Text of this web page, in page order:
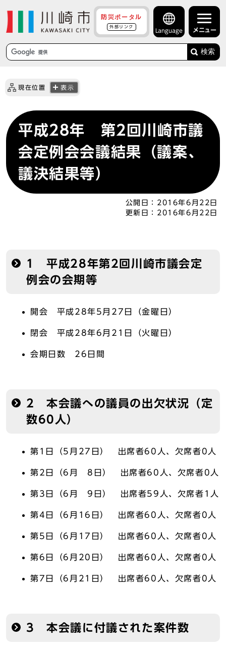
防災ポータル
外部リンク
Language メニュー
検索
現在位置 表示
平成28年 第2回川崎市議
会定例会会議結果（議案、
議決結果等）
公開日： 2016年6月22日
更新日： 2016年6月22日
1 平成28年第2回川崎市議会定
例会の会期等
開会 平成28年5月27日（金曜日）
閉会 平成28年6月21日（火曜日）
会期日数 26日間
2 本会議への議員の出欠状況（定
数60人）
第1日（5月27日） 出席者60人、欠席者0人
第2日（6月 8日） 出席者60人、欠席者0人
第3日（6月 9日） 出席者59人、欠席者1人
第4日（6月16日） 出席者60人、欠席者0人
第5日（6月17日） 出席者60人、欠席者0人
第6日（6月20日） 出席者60人、欠席者0人
第7日（6月21日） 出席者60人、欠席者0人
3 本会議に付議された案件数